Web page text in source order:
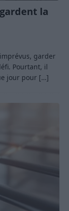
la
garder
Pourtant, il
jour pour […]